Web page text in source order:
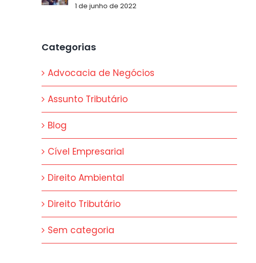
1 de junho de 2022
Categorias
Advocacia de Negócios
Assunto Tributário
Blog
Cível Empresarial
Direito Ambiental
Direito Tributário
Sem categoria